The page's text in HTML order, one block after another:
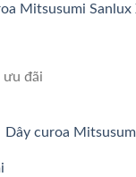
Mitsusumi
ưu đãi
Dây curoa